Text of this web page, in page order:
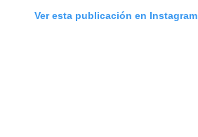
Ver esta publicación en Instagram